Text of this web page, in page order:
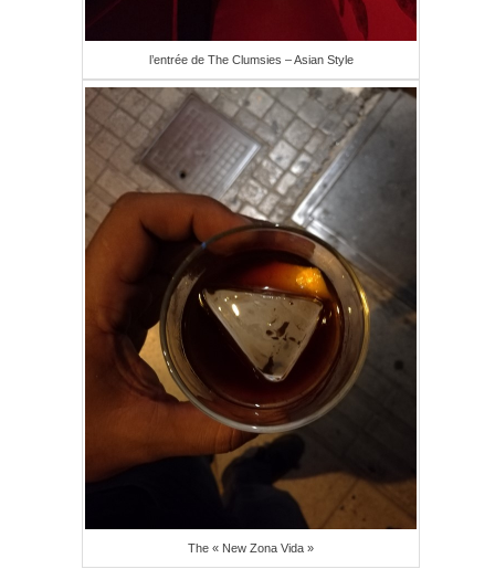
l’entrée de The Clumsies – Asian Style
The « New Zona Vida »